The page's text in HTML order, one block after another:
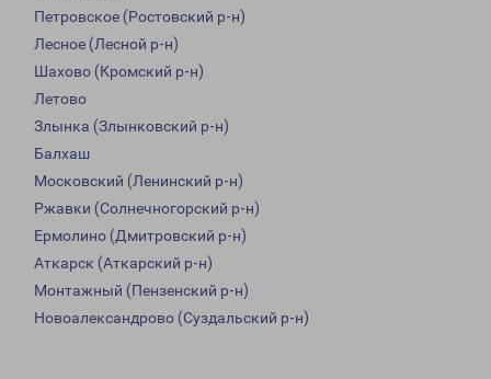
Петровское (Ростовский р-н)
Лесное (Лесной р-н)
Шахово (Кромский р-н)
Летово
Злынка (Злынковский р-н)
Балхаш
Московский (Ленинский р-н)
Ржавки (Солнечногорский р-н)
Ермолино (Дмитровский р-н)
Аткарск (Аткарский р-н)
Монтажный (Пензенский р-н)
Новоалександрово (Суздальский р-н)